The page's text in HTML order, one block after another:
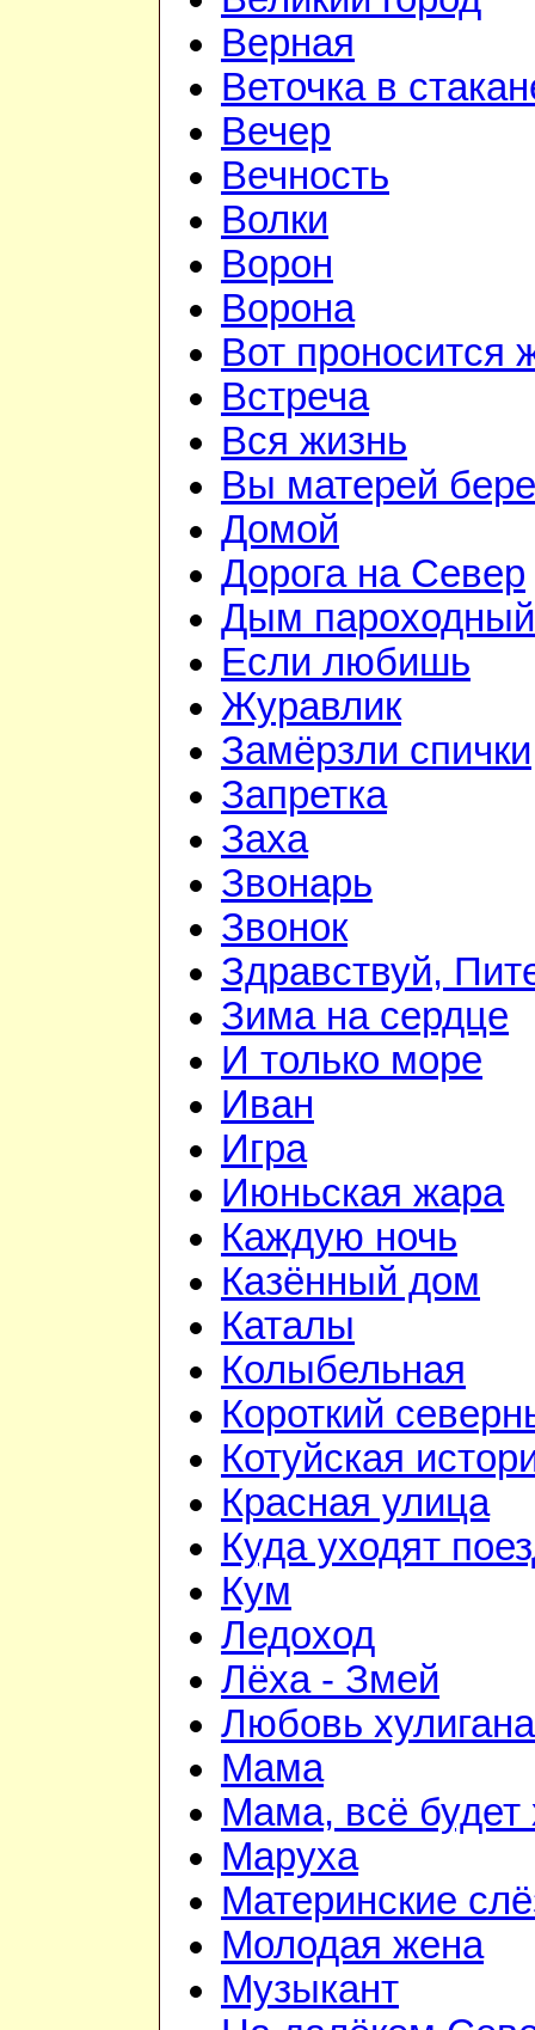
Верная
Веточка в
Вечер
Вечность
Волки
Ворон
Ворона
Вот проносится
Встреча
Вся жизнь
Вы матерей
Домой
Дорога на Север
Дым пароходный
Если любишь
Журавлик
Замёрзли спички
Запретка
Заха
Звонарь
Звонок
Здравствуй,
Зима на сердце
И только море
Иван
Игра
Июньская жара
Каждую ночь
Казённый дом
Каталы
Колыбельная
Короткий
Котуйская
Красная улица
Куда уходят
Кум
Ледоход
Лёха - Змей
Любовь хулигана
Мама
Мама, всё
Маруха
Материнские
Молодая жена
Музыкант